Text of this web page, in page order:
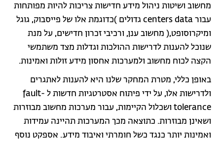
מחשוב ושיטות ניהול מידע חדישות צריכות להיות מפותחות
עבור centers data גדולים )כדוגמת אלו של פייסבוק, גוגל
ומיקרוסופט,( מחשוב ענן, ורכיבי זכרון חדישים, על מנת
שנוכל להענות לדרישות ההולכות וגדלות מצד משתמשי
הקצה לכוח מחשוב ולמערכות אחסון מידע זולות ואמינות.
באופן כללי, מטרת המחקר שלנו היא להענות לאתגרים
ולדרישות אלו, על ידי פיתוח אסטרטגיות חדשות ל fault-
tolerance ושכלול הקיימות, עבור מערכות מחשוב מבוזרות
ושאינן מבוזרות. כתוצאה מכך המערכות תהיינה עמידות
ואמינות יותר כנגד כשל חומרתי ואיבוד מידע. אספקט נוסף